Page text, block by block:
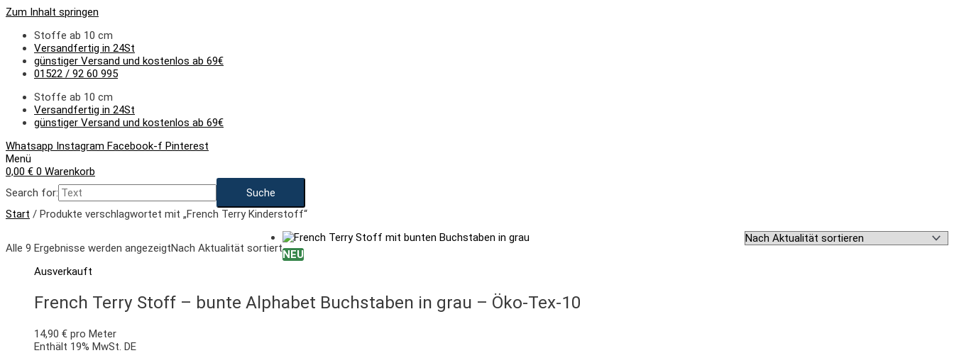
Zum Inhalt springen
Stoffe ab 10 cm
Versandfertig in 24St
günstiger Versand und kostenlos ab 69€
01522 / 92 60 995
Stoffe ab 10 cm
Versandfertig in 24St
günstiger Versand und kostenlos ab 69€
Whatsapp Instagram Facebook-f Pinterest
Menü
0,00 € 0 Warenkorb
Search for:
Start / Produkte verschlagwortet mit „French Terry Kinderstoff“
Alle 9 Ergebnisse werden angezeigtNach Aktualität sortiertNEU
Ausverkauft
French Terry Stoff – bunte Alphabet Buchstaben in grau – Öko-Tex-10
14,90 € pro Meter
Enthält 19% MwSt. DE